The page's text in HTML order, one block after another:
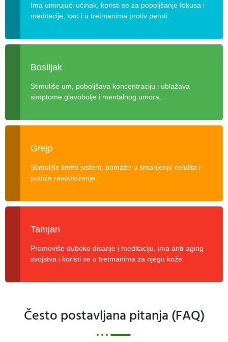
Ima umirujući učinak, koristi se za poboljšanje fokusa i
meditacije, kao i u tretmanima protiv peruti.
Bosiljak
Stimuliše um, poboljšava koncentraciju i ublažava
simptome glavobolje i mentalnog umora.
Grejp
Stimuliše limfni sistem, pomaže u smanjenju celulita i
podiže raspoloženje.
Tamjan
Promoviše duboko disanje i meditaciju, ima anti-aging
svojstva i koristi se u tretmanima za njegu kože.
Često postavljana pitanja (FAQ)